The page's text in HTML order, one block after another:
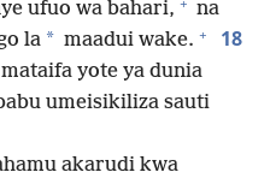
ufuo wa bahari,
na
la * maadui wake. + 18
mataifa yote ya dunia
umeisikiliza sauti
akarudi kwa